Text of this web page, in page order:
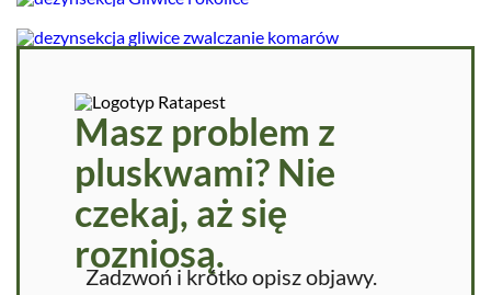
Masz problem z
pluskwami? Nie
czekaj, aż się
rozniosą.
Zadzwoń i krótko opisz objawy.